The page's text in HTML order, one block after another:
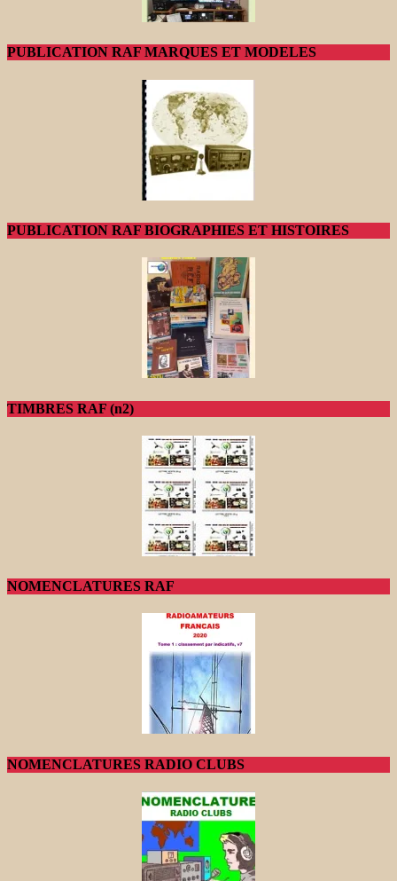
PUBLICATION RAF MARQUES ET MODELES
PUBLICATION RAF BIOGRAPHIES ET HISTOIRES
TIMBRES RAF (n2)
NOMENCLATURES RAF
NOMENCLATURES RADIO CLUBS